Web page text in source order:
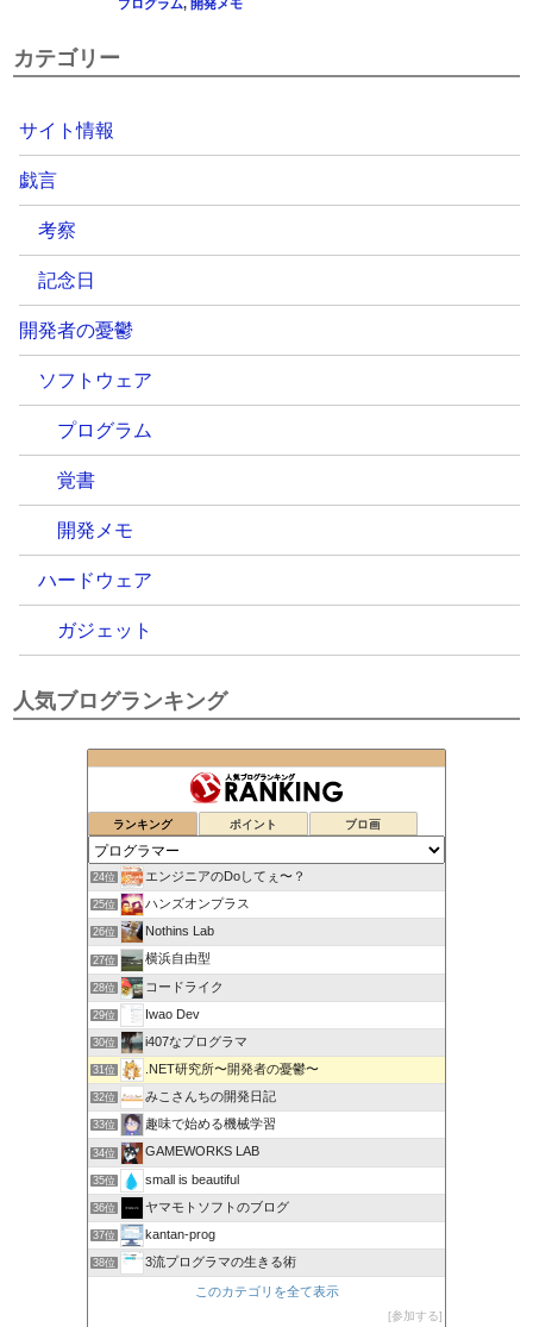
カテゴリー
サイト情報
戯言
考察
記念日
開発者の憂鬱
ソフトウェア
プログラム
覚書
開発メモ
ハードウェア
ガジェット
人気ブログランキング
ランキング ポイント ブロ画
24位 エンジニアのDoしてぇ〜？
25位 ハンズオンプラス
26位 Nothins Lab
27位 横浜自由型
28位 コードライク
29位 Iwao Dev
30位 i407なプログラマ
31位 .NET研究所〜開発者の憂鬱〜
32位 みこさんちの開発日記
33位 趣味で始める機械学習
34位 GAMEWORKS LAB
35位 small is beautiful
36位 ヤマモトソフトのブログ
37位 kantan-prog
38位 3流プログラマの生きる術
このカテゴリを全て表示
参加する